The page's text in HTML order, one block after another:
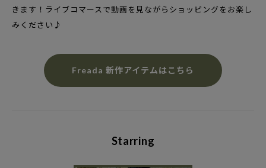
きます！ ライブコマースで動画を見ながらショッピングをお楽し
みください♪
Freada 新作アイテムはこちら
Starring